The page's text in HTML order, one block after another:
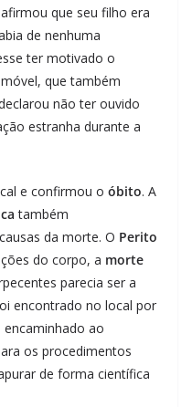
que seu filho era
de nenhuma
ter motivado o
que também
não ter ouvido
estranha durante a
e confirmou o óbito. A
também
da morte. O Perito
do corpo, a morte
parecia ser a
encontrado no local por
encaminhado ao
os procedimentos
de forma científica